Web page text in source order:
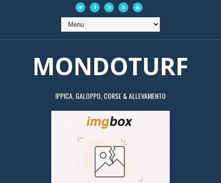
MONDOTURF
IPPICA, GALOPPO, CORSE & ALLEVAMENTO